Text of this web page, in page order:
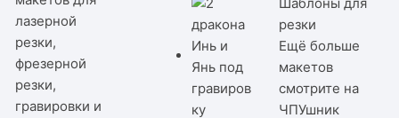
лазерной
резки,
фрезерной
резки,
гравировки и
резки
Ещё больше
макетов
смотрите на
ЧПУшник